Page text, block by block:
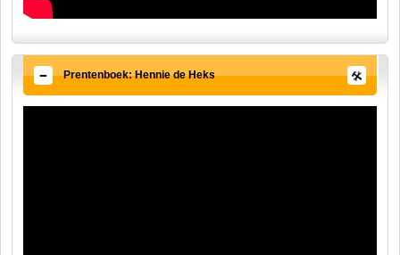
Prentenboek: Hennie de Heks